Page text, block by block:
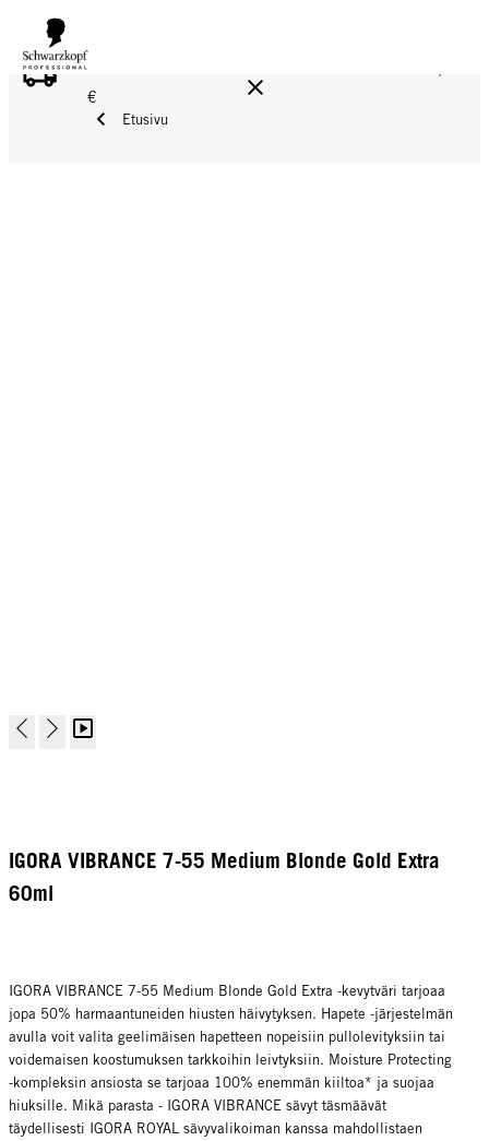
ILMAINEN TOIMITUS YLI 160 € TILAUKSIIN!
€
Etusivu
IGORA VIBRANCE 7-55 Medium Blonde Gold Extra
60ml
IGORA VIBRANCE 7-55 Medium Blonde Gold Extra -kevytväri tarjoaa
jopa 50% harmaantuneiden hiusten häivytyksen. Hapete -järjestelmän
avulla voit valita geelimäisen hapetteen nopeisiin pullolevityksiin tai
voidemaisen koostumuksen tarkkoihin leivtyksiin. Moisture Protecting
-kompleksin ansiosta se tarjoaa 100% enemmän kiiltoa* ja suojaa
hiuksille. Mikä parasta - IGORA VIBRANCE sävyt täsmäävät
täydellisesti IGORA ROYAL sävyvalikoiman kanssa mahdollistaen